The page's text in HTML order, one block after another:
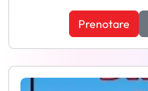
Prenotare